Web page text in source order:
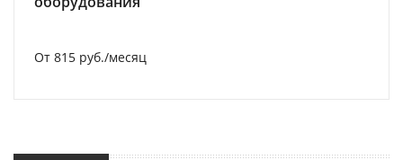
От 815 руб./месяц